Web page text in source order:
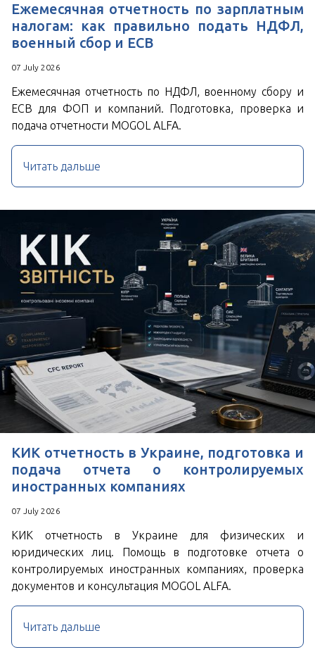
Ежемесячная отчетность по зарплатным
налогам: как правильно подать НДФЛ,
военный сбор и ЕСВ
07 July 2026
Ежемесячная отчетность по НДФЛ, военному сбору и
ЕСВ для ФОП и компаний. Подготовка, проверка и
подача отчетности MOGOL ALFA.
Читать дальше
КИК отчетность в Украине, подготовка и
подача отчета о контролируемых
иностранных компаниях
07 July 2026
КИК отчетность в Украине для физических и
юридических лиц. Помощь в подготовке отчета о
контролируемых иностранных компаниях, проверка
документов и консультация MOGOL ALFA.
Читать дальше